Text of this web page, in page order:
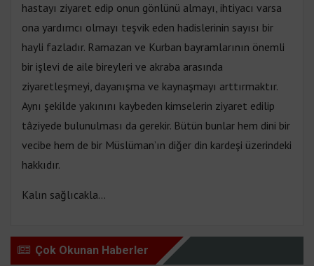
hastayı ziyaret edip onun gönlünü almayı, ihtiyacı varsa
ona yardımcı olmayı teşvik eden hadislerinin sayısı bir
hayli fazladır. Ramazan ve Kurban bayramlarının önemli
bir işlevi de aile bireyleri ve akraba arasında
ziyaretleşmeyi, dayanışma ve kaynaşmayı arttırmaktır.
Aynı şekilde yakınını kaybeden kimselerin ziyaret edilip
tâziyede bulunulması da gerekir. Bütün bunlar hem dini bir
vecibe hem de bir Müslüman’ın diğer din kardeşi üzerindeki
hakkıdır.
Kalın sağlıcakla…
Çok Okunan Haberler